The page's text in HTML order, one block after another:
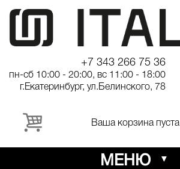
+7 343 266 75 36
пн-сб 10:00 - 20:00, вс 11:00 - 18:00
г.Екатеринбург, ул.Белинского, 78
Ваша корзина пуста
МЕНЮ